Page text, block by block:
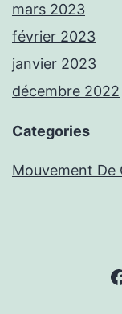
mars 2023
février 2023
janvier 2023
décembre 2022
Categories
Mouvement De